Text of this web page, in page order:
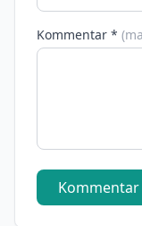
Kommentar *